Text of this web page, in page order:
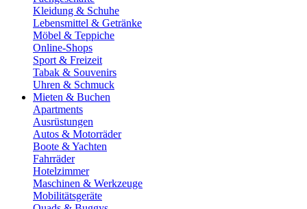
Kleidung & Schuhe
Lebensmittel & Getränke
Möbel & Teppiche
Online-Shops
Sport & Freizeit
Tabak & Souvenirs
Uhren & Schmuck
Mieten & Buchen
Apartments
Ausrüstungen
Autos & Motorräder
Boote & Yachten
Fahrräder
Hotelzimmer
Maschinen & Werkzeuge
Mobilitätsgeräte